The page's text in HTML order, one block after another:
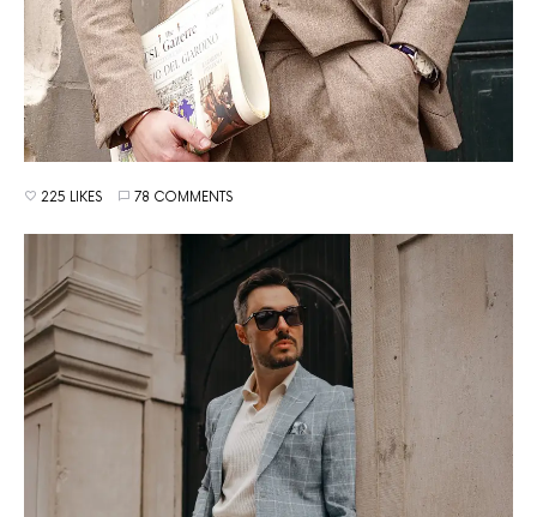
225 LIKES 78 COMMENTS